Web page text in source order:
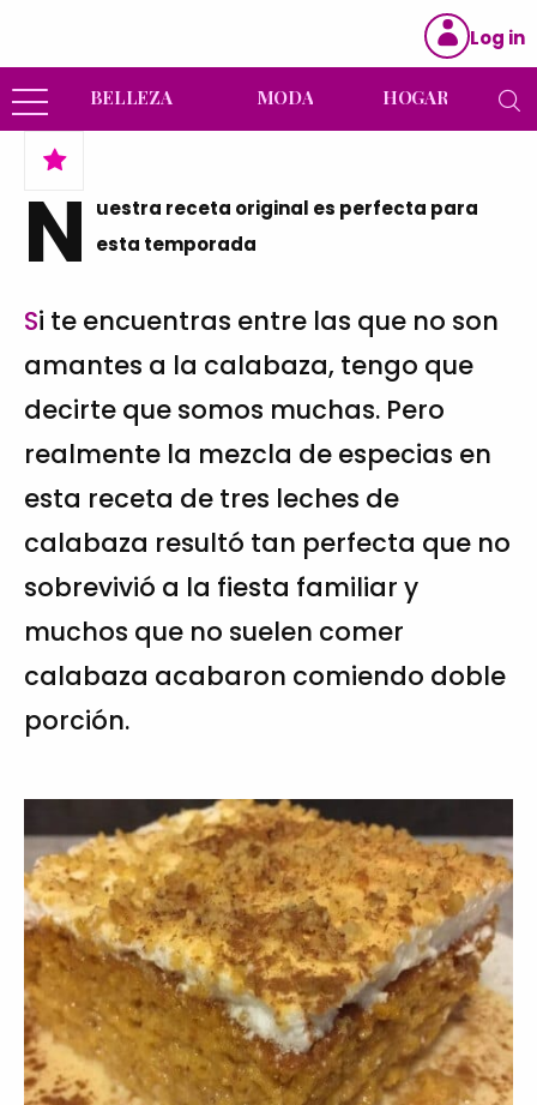
Log in
BELLEZA MODA HOGAR
N
uestra receta original es perfecta para
esta temporada
Si te encuentras entre las que no son
amantes a la calabaza, tengo que
decirte que somos muchas. Pero
realmente la mezcla de especias en
esta receta de tres leches de
calabaza resultó tan perfecta que no
sobrevivió a la fiesta familiar y
muchos que no suelen comer
calabaza acabaron comiendo doble
porción.